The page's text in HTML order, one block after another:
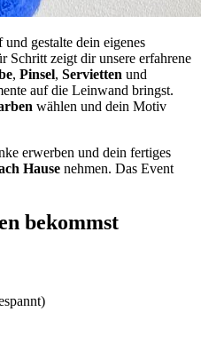
gestalte dein eigenes
Schritt zeigt dir unsere erfahrene
, Pinsel, Servietten und
auf die Leinwand bringst.
wählen und dein Motiv
erwerben und dein fertiges
Hause nehmen. Das Event
bekommst